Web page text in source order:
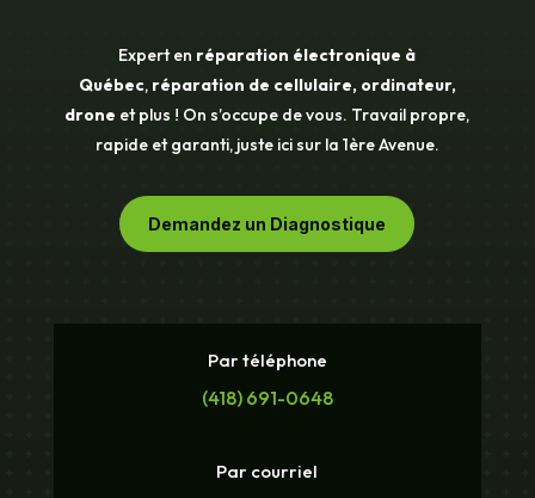
Expert en réparation électronique à
Québec, réparation de cellulaire, ordinateur,
drone et plus ! On s’occupe de vous. Travail propre,
rapide et garanti, juste ici sur la 1ère Avenue.
Demandez un Diagnostique
Par téléphone
(418) 691-0648
Par courriel